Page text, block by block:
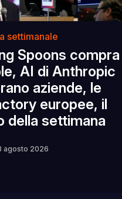
settimanale
Spoons compra
AI di Anthropic
aziende, le
europee, il
della settimana
agosto 2026